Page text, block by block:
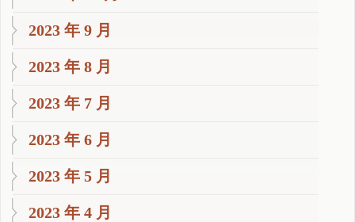
2023 年 9 月
2023 年 8 月
2023 年 7 月
2023 年 6 月
2023 年 5 月
2023 年 4 月